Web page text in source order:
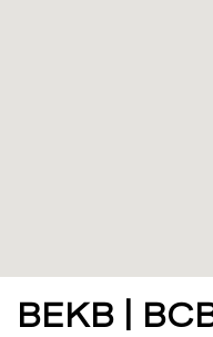
BEKB |